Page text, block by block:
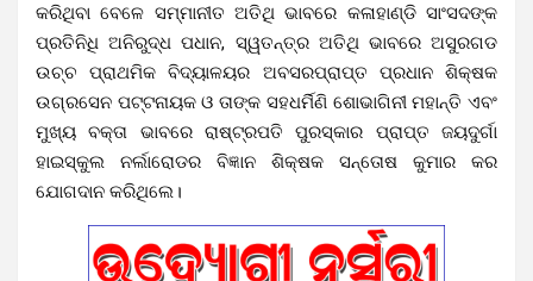
କରିଥିବା ବେଳେ ସମ୍ମାନୀତ ଅତିଥି ଭାବରେ କଳାହାଣ୍ଡି ସାଂସଦଙ୍କ
ପ୍ରତିନିଧି ଅନିରୁଦ୍ଧ ପଧାନ, ସ୍ୱତନ୍ତ୍ର ଅତିଥି ଭାବରେ ଅସୁରଗଡ
ଉଚ୍ଚ ପ୍ରାଥମିକ ବିଦ୍ୟାଳୟର ଅବସରପ୍ରାପ୍ତ ପ୍ରଧାନ ଶିକ୍ଷକ
ଉଗ୍ରସେନ ପଟ୍ଟନାୟକ ଓ ତାଙ୍କ ସହଧର୍ମିଣି ଶୋଭାଗିନୀ ମହାନ୍ତି ଏବଂ
ମୁଖ୍ୟ ବକ୍ତା ଭାବରେ ରାଷ୍ଟ୍ରପତି ପୁରସ୍କାର ପ୍ରାପ୍ତ ଜୟଦୁର୍ଗା
ହାଇସ୍କୁଲ ନର୍ଲାରୋଡର ବିଜ୍ଞାନ ଶିକ୍ଷକ ସନ୍ତୋଷ କୁମାର କର
ଯୋଗଦାନ କରିଥିଲେ।